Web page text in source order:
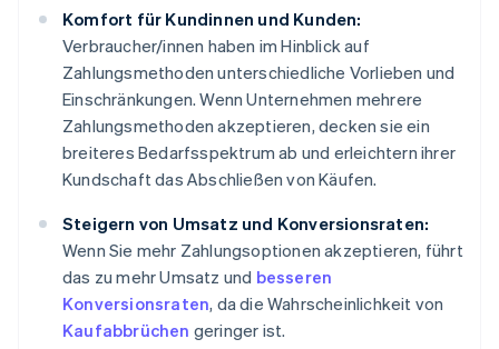
Komfort für Kundinnen und Kunden:
Verbraucher/innen haben im Hinblick auf
Zahlungsmethoden unterschiedliche Vorlieben und
Einschränkungen. Wenn Unternehmen mehrere
Zahlungsmethoden akzeptieren, decken sie ein
breiteres Bedarfsspektrum ab und erleichtern ihrer
Kundschaft das Abschließen von Käufen.
Steigern von Umsatz und Konversionsraten:
Wenn Sie mehr Zahlungsoptionen akzeptieren, führt
das zu mehr Umsatz und besseren
Konversionsraten, da die Wahrscheinlichkeit von
Kaufabbrüchen geringer ist.